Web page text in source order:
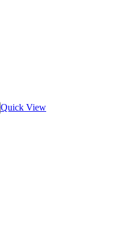
Quick View